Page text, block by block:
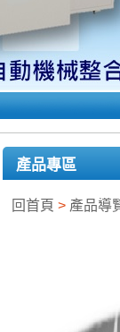
產品專區
回首頁 > 產品導